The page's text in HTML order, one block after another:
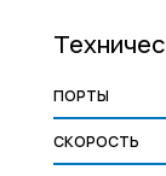
ПОРТЫ
СКОРОСТЬ